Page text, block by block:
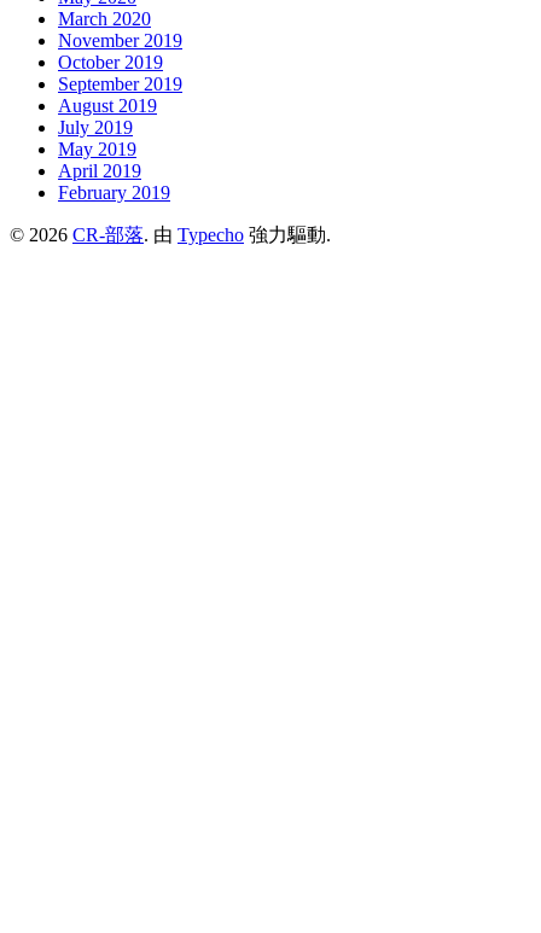
March 2020
November 2019
October 2019
September 2019
August 2019
July 2019
May 2019
April 2019
February 2019
© 2026 CR-部落. 由 Typecho 強力驅動.